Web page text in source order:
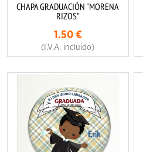
CHAPA GRADUACIÓN "MORENA
RIZOS"
1.50€
(I.V.A. incluido)